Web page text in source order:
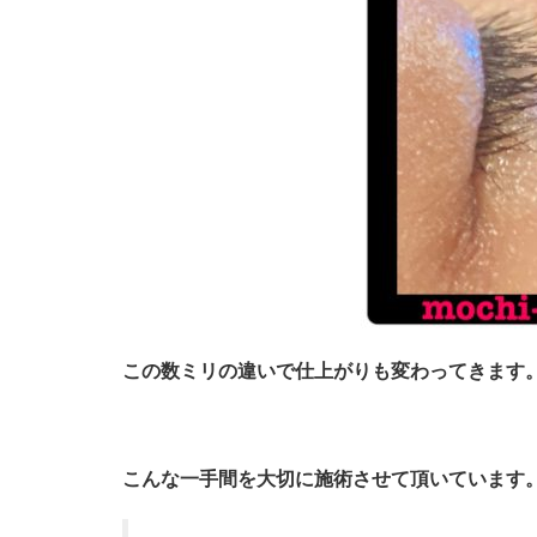
この数ミリの違いで仕上がりも変わってきます
こんな一手間を大切に施術させて頂いています